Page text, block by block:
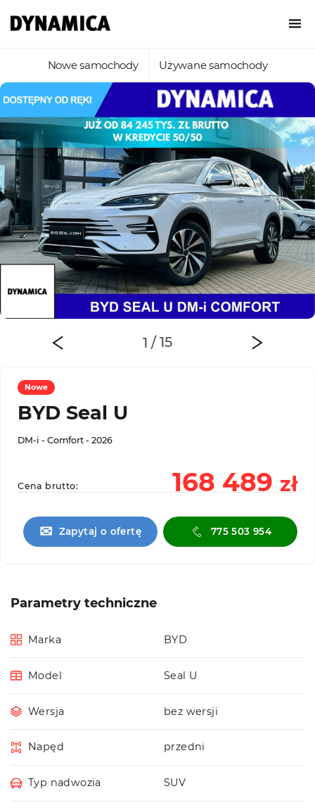
Nowe samochody Używane samochody
Nowe
BYD Seal U
DM-i - Comfort - 2026
Cena brutto: 168 489 zł
✉ Zapytaj o ofertę 775 503 954
Parametry techniczne
Marka BYD
Model Seal U
Wersja bez wersji
Napęd przedni
Typ nadwozia SUV